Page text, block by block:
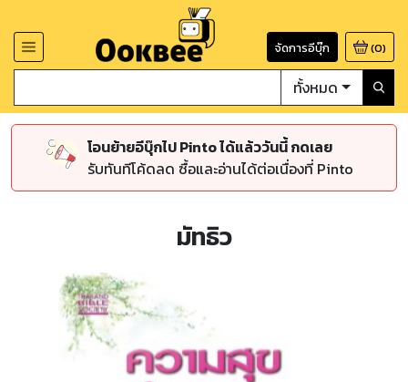
จัดการอีบุ๊ก (0)
ทั้งหมด
โอนย้ายอีบุ๊กไป Pinto ได้แล้ววันนี้ กดเลย
รับทันทีโค้ดลด ซื้อและอ่านได้ต่อเนื่องที่ Pinto
มัทธิว